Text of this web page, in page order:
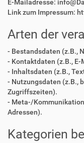
E-Mailadresse:
Link zum Impressum:
Arten der
- Bestandsdaten (z.B.,
- Kontaktdaten (z.B.,
- Inhaltsdaten (z.B.,
- Nutzungsdaten (z.B.,
Zugriffszeiten).
- Meta-/
Adressen).
Kategorien